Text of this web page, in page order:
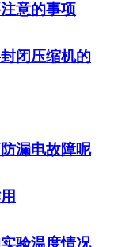
意的事项
闭压缩机的
漏电故障呢
验温度情况